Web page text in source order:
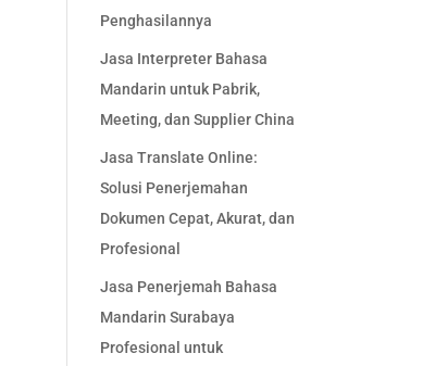
Penghasilannya
Jasa Interpreter Bahasa
Mandarin untuk Pabrik,
Meeting, dan Supplier China
Jasa Translate Online:
Solusi Penerjemahan
Dokumen Cepat, Akurat, dan
Profesional
Jasa Penerjemah Bahasa
Mandarin Surabaya
Profesional untuk